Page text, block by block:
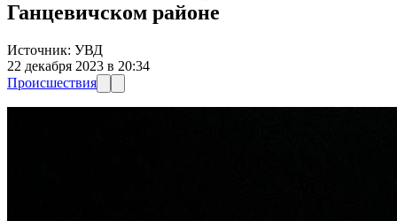
Ганцевичском районе
Источник: УВД
22 декабря 2023 в 20:34
Происшествия